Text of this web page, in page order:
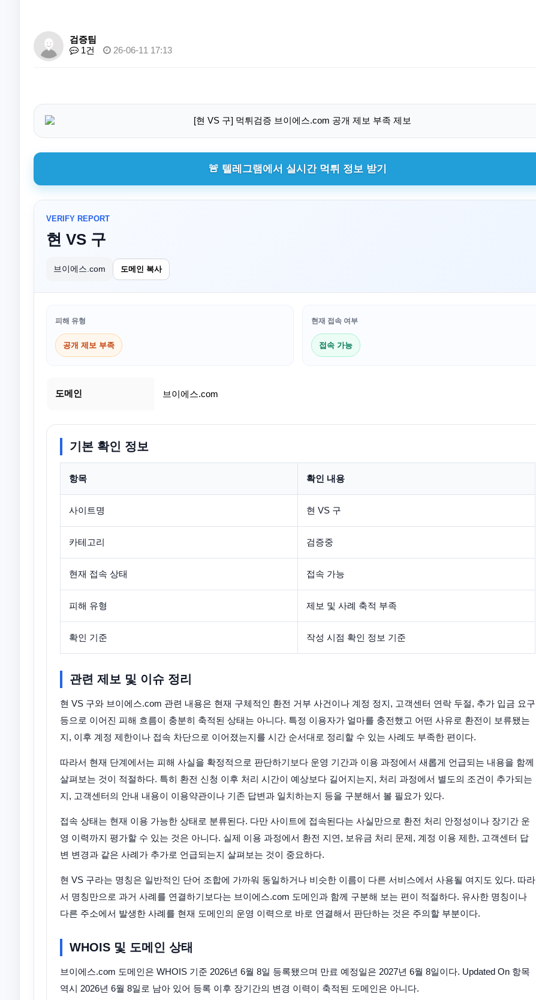
검증팀
1건
26-06-11 17:13
🚨 텔레그램에서 실시간 먹튀 정보 받기
VERIFY REPORT
현 VS 구
브이에스.com 도메인 복사
피해 유형
공개 제보 부족
현재 접속 여부
접속 가능
도메인 브이에스.com
기본 확인 정보
항목 확인 내용
사이트명 현 VS 구
카테고리 검증중
현재 접속 상태 접속 가능
피해 유형 제보 및 사례 축적 부족
확인 기준 작성 시점 확인 정보 기준
관련 제보 및 이슈 정리
현 VS 구와 브이에스.com 관련 내용은 현재 구체적인 환전 거부 사건이나 계정 정지, 고객센터 연락 두절, 추가 입금 요구
등으로 이어진 피해 흐름이 충분히 축적된 상태는 아니다. 특정 이용자가 얼마를 충전했고 어떤 사유로 환전이 보류됐는
지, 이후 계정 제한이나 접속 차단으로 이어졌는지를 시간 순서대로 정리할 수 있는 사례도 부족한 편이다.
따라서 현재 단계에서는 피해 사실을 확정적으로 판단하기보다 운영 기간과 이용 과정에서 새롭게 언급되는 내용을 함께
살펴보는 것이 적절하다. 특히 환전 신청 이후 처리 시간이 예상보다 길어지는지, 처리 과정에서 별도의 조건이 추가되는
지, 고객센터의 안내 내용이 이용약관이나 기존 답변과 일치하는지 등을 구분해서 볼 필요가 있다.
접속 상태는 현재 이용 가능한 상태로 분류된다. 다만 사이트에 접속된다는 사실만으로 환전 처리 안정성이나 장기간 운
영 이력까지 평가할 수 있는 것은 아니다. 실제 이용 과정에서 환전 지연, 보유금 처리 문제, 계정 이용 제한, 고객센터 답
변 변경과 같은 사례가 추가로 언급되는지 살펴보는 것이 중요하다.
현 VS 구라는 명칭은 일반적인 단어 조합에 가까워 동일하거나 비슷한 이름이 다른 서비스에서 사용될 여지도 있다. 따라
서 명칭만으로 과거 사례를 연결하기보다는 브이에스.com 도메인과 함께 구분해 보는 편이 적절하다. 유사한 명칭이나
다른 주소에서 발생한 사례를 현재 도메인의 운영 이력으로 바로 연결해서 판단하는 것은 주의할 부분이다.
WHOIS 및 도메인 상태
브이에스.com 도메인은 WHOIS 기준 2026년 6월 8일 등록됐으며 만료 예정일은 2027년 6월 8일이다. Updated On 항목
역시 2026년 6월 8일로 남아 있어 등록 이후 장기간의 변경 이력이 축적된 도메인은 아니다.